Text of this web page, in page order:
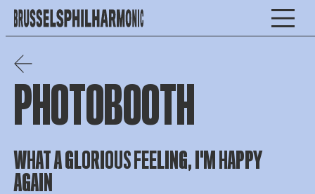
PHOTOBOOTH
WHAT A GLORIOUS FEELING, I'M HAPPY
AGAIN